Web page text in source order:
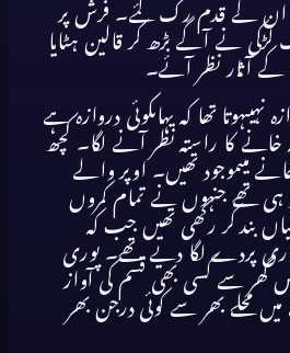
ان کے قدم رک گئے۔ فرش پر
لڑکی نے آگے بڑھ کر قالین ہٹایا
آثار نظر آئے۔
نہیںہوتا تھا کہ یہاںکوئی دروازہ ہے
خانے کا راستہ نظر آنے لگا۔ کچھ
میںموجود تھیں۔ اوپر والے
ہی تھے جنہوں نے تمام کمروں
بند کر رکھی تھیں جب کہ
پردے لگا دیے تھے۔ پوری
گھر سے کسی بھی قسم کی آواز
میں محلے بھر سے کوئی درجن بھر